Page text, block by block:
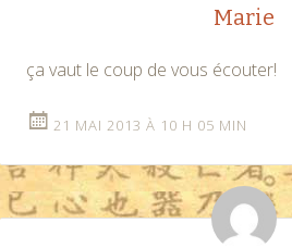
Marie
ça vaut le coup de vous écouter!
21 MAI 2013 À 10 H 05 MIN